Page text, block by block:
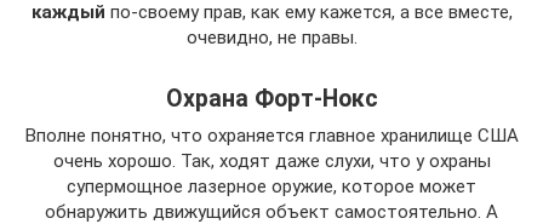
каждый по-своему прав, как ему кажется, а все вместе,
очевидно, не правы.
Охрана Форт-Нокс
Вполне понятно, что охраняется главное хранилище США
очень хорошо. Так, ходят даже слухи, что у охраны
супермощное лазерное оружие, которое может
обнаружить движущийся объект самостоятельно. А